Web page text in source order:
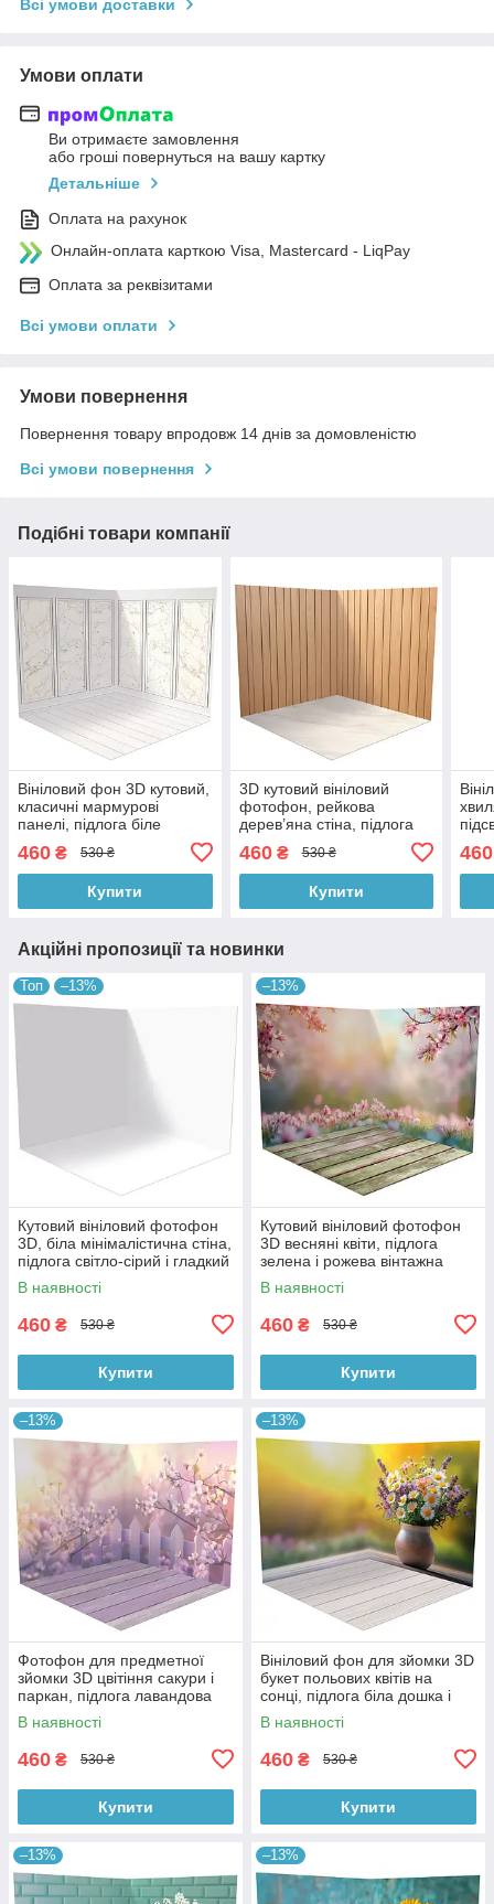
Всі умови доставки
Умови оплати
Ви отримаєте замовлення
або гроші повернуться на вашу картку
Детальніше
Оплата на рахунок
Онлайн-оплата карткою Visa, Mastercard - LiqPay
Оплата за реквізитами
Всі умови оплати
Умови повернення
Повернення товару впродовж 14 днів за домовленістю
Всі умови повернення
Подібні товари компанії
Вініловий фон 3D кутовий,
класичні мармурові
панелі, підлога біле
дерево і світлий мармур,
50×50 см, №58223
460 ₴ 530 ₴
Купити
3D кутовий вініловий
фотофон, рейкова
дерев’яна стіна, підлога
світле дерево і бежевий
мармур, 50×50 см,
№58324
460₴ 530 ₴
Купити
460
Акційні пропозиції та новинки
Топ –13%
Кутовий вініловий фотофон
3D, біла мінімалістична стіна,
підлога світло-сірий і гладкий
бетон, 50×50 см, №58301
В наявності
460 ₴ 530 ₴
Купити
–13%
Кутовий вініловий фотофон
3D весняні квіти, підлога
зелена і рожева вінтажна
дошка, 50×50 см, №58615
В наявності
460 ₴ 530 ₴
Купити
–13%
Фотофон для предметної
зйомки 3D цвітіння сакури і
паркан, підлога лавандова
дошка і дерево, 50×50 см,
№58616
В наявності
460 ₴ 530 ₴
Купити
–13%
Вініловий фон для зйомки 3D
букет польових квітів на
сонці, підлога біла дошка і
тепле дерево, 50×50 см,
№58617
В наявності
460 ₴ 530 ₴
Купити
–13% –13%